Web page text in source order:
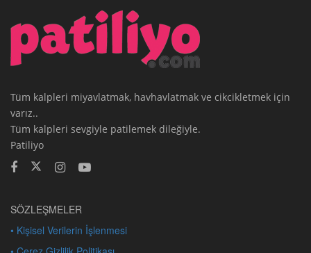
Tüm kalpleri miyavlatmak, havhavlatmak ve cikcikletmek için
varız..
Tüm kalpleri sevgiyle patilemek dileğiyle.
Patiliyo
SÖZLEŞMELER
• Kişisel Verilerin İşlenmesi